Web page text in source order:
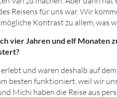
Reisens für uns war. Wir
Kontrast zu allem, was
vier Jahren und elf Monaten
und waren deshalb auf
besten funktioniert, weil wir
Michi haben die Reise aus